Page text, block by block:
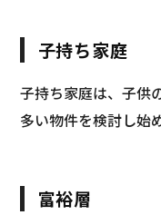
子持ち家庭
子持ち家庭は、子供
多い物件を検討し始
富裕層